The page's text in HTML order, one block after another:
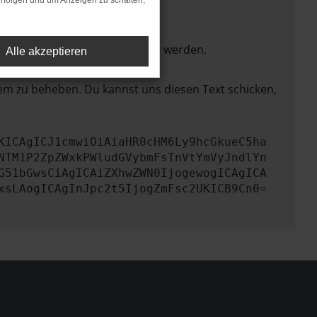
nicht mehr unterstützt werden.
zu beheben. Du kannst uns diesen Text schicken,
Alle akzeptieren